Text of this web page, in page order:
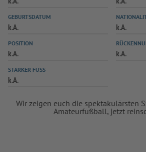
GEBURTSDATUM
k.A. k.A.
POSITION
k.A. k.A.
STARKER FUSS
k.A.
Wir zeigen euch die spektakulärsten
Amateurfußball, jetzt